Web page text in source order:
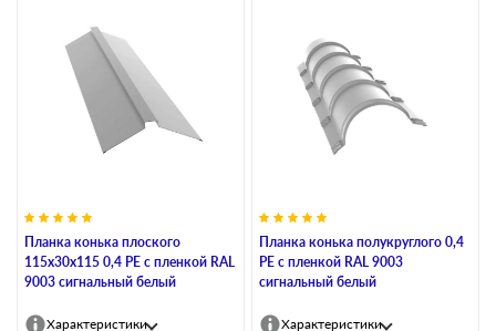
Планка конька плоского
115х30х115 0,4 PE с пленкой RAL
9003 сигнальный белый
Характеристики
Планка конька полукруглого 0,4
PE с пленкой RAL 9003
сигнальный белый
Характеристики